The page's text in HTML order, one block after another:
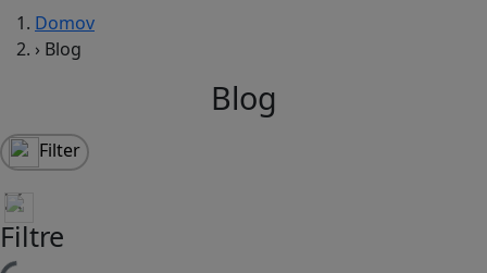
Domov
› Blog
Blog
Filter
Filtre